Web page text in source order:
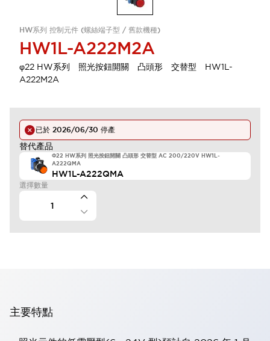
HW系列 控制元件 (螺絲端子型 / 舊款機種)
HW1L-A222M2A
φ22 HW系列 照光按鈕開關 凸頭形 交替型 HW1L-
A222M2A
已於 2026/06/30 停產
替代產品
Φ22 HW系列 照光按鈕開關 凸頭形 交替型 AC 200/220V HW1L-
A222QMA
HW1L-A222QMA
選擇數量
主要特點